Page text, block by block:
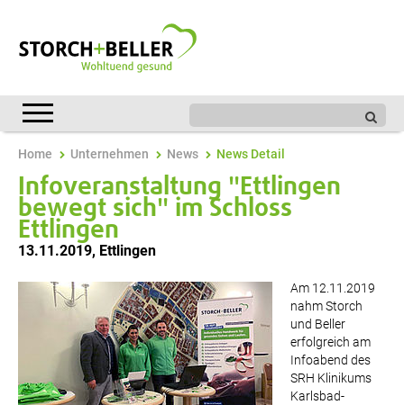
Home Unternehmen News News Detail
Infoveranstaltung "Ettlingen
bewegt sich" im Schloss
Ettlingen
13.11.2019, Ettlingen
Am 12.11.2019
nahm Storch
und Beller
erfolgreich am
Infoabend des
SRH Klinikums
Karlsbad-